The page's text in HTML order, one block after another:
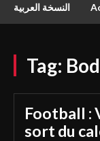
النسخة العربية
Tag:
Football :
sort du